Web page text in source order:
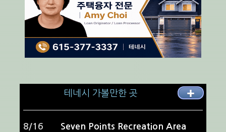
테네시 가볼만한 곳 ✚
9/16 War Memorial Building